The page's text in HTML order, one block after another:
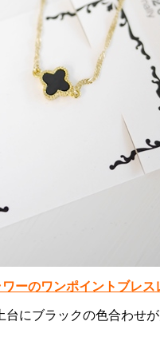
ーのワンポイントブレス
台にブラックの色合わせ